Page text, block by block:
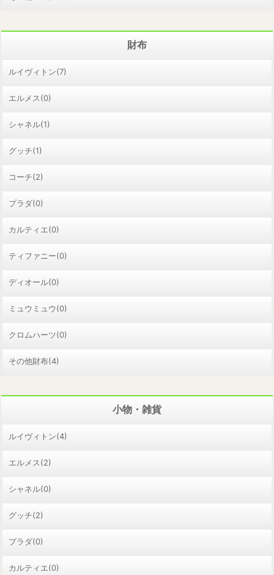
財布
ルイヴィトン(7)
エルメス(0)
シャネル(1)
グッチ(1)
コーチ(2)
プラダ(0)
カルティエ(0)
ティファニー(0)
ディオール(0)
ミュウミュウ(0)
クロムハーツ(0)
その他財布(4)
小物・雑貨
ルイヴィトン(4)
エルメス(2)
シャネル(0)
グッチ(2)
プラダ(0)
カルティエ(0)